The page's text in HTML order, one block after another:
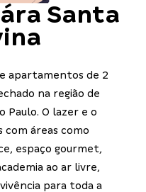
Santa
apartamentos de 2
na região de
Paulo. O lazer e o
áreas como
espaço gourmet,
ao ar livre,
para toda a